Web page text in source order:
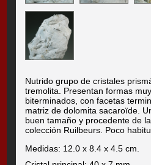
Nutrido grupo de cristales
tremolita. Presentan formas
biterminados, con facetas
matriz de dolomita sacaroïde.
buen tamaño y procedente de
colección Ruilbeurs. Poco
Medidas: 12.0 x 8.4 x 4.5 cm.